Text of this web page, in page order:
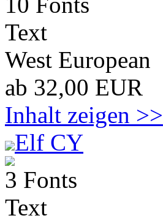
Text
West European
ab 32,00 EUR
Inhalt zeigen >>
Elf CY
3 Fonts
Text